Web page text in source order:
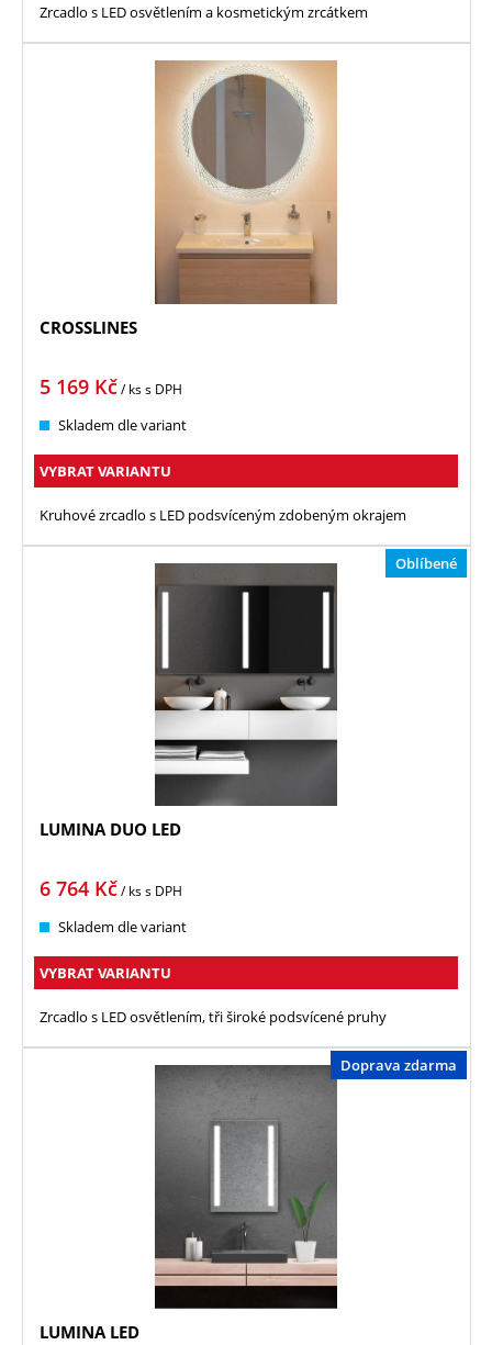
Zrcadlo s LED osvětlením a kosmetickým zrcátkem
CROSSLINES
5 169 Kč/ kss DPH
Skladem dle variant
VYBRAT VARIANTU
Kruhové zrcadlo s LED podsvíceným zdobeným okrajem
Oblíbené
LUMINA DUO LED
6 764 Kč/ kss DPH
Skladem dle variant
VYBRAT VARIANTU
Zrcadlo s LED osvětlením, tři široké podsvícené pruhy
Doprava zdarma
LUMINA LED